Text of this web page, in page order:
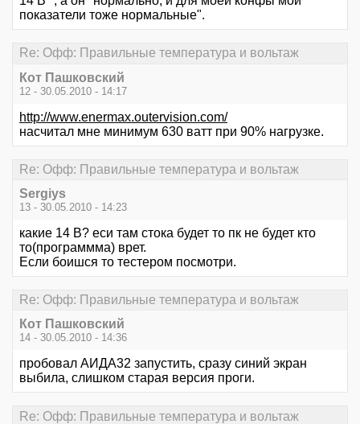
показатели тоже нормальные".
Re: Офф: Правильные температура и вольтаж
Кот Пашковский
12 - 30.05.2010 - 14:17
http://www.enermax.outervision.com/
насчитал мне минимум 630 ватт при 90% нагрузке.
Re: Офф: Правильные температура и вольтаж
Sergiys
13 - 30.05.2010 - 14:23
какие 14 В? еси там стока будет то пк не будет кто
то(программма) врет.
Если боишся то тестером посмотри.
Re: Офф: Правильные температура и вольтаж
Кот Пашковский
14 - 30.05.2010 - 14:36
пробовал АИДА32 запустить, сразу синий экран
выбила, слишком старая версия проги.
Re: Офф: Правильные температура и вольтаж